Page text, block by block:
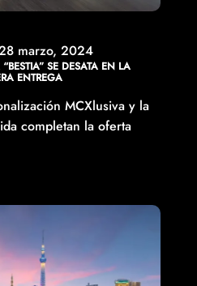
marzo, 2024
SE DESATA EN LA
ENTREGA
MCXlusiva y la
completan la oferta